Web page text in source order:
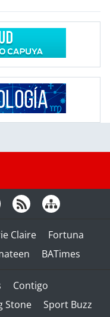
Claire
Fortuna
BATimes
Contigo
Stone Sport Buzz